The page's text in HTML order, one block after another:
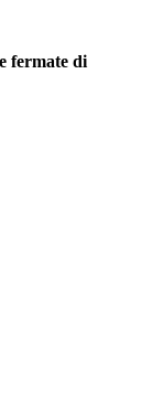
fermate di